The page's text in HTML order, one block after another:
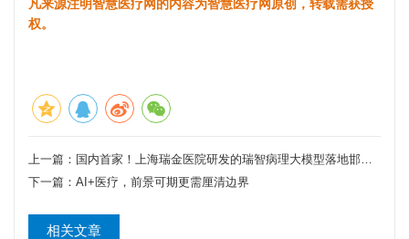
凡来源注明智慧医疗网的内容为智慧医疗网原创，转载需获授
权。
上一篇： 国内首家！上海瑞金医院研发的瑞智病理大模型落地邯郸市中心医院
下一篇： AI+医疗，前景可期更需厘清边界
相关文章